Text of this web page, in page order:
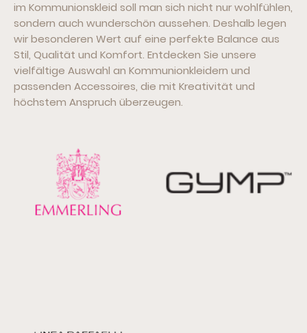
im Kommunionskleid soll man sich nicht nur wohlfühlen,
sondern auch wunderschön aussehen. Deshalb legen
wir besonderen Wert auf eine perfekte Balance aus
Stil, Qualität und Komfort. Entdecken Sie unsere
vielfältige Auswahl an Kommunionkleidern und
passenden Accessoires, die mit Kreativität und
höchstem Anspruch überzeugen.